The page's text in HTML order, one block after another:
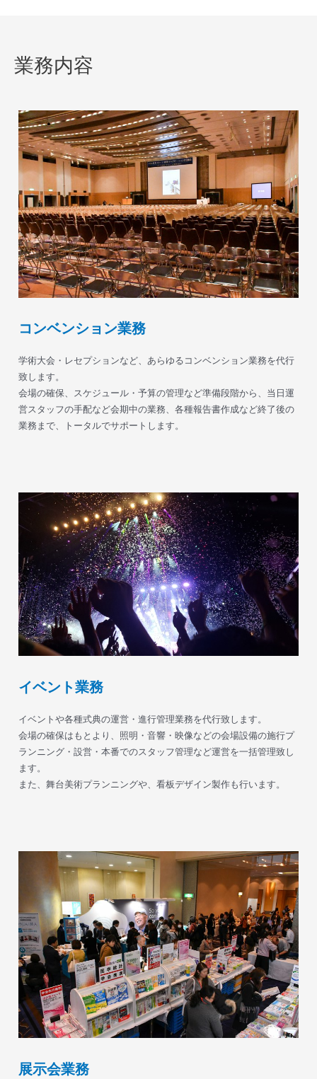
業務内容
コンベンション業務
学術大会・レセプションなど、あらゆるコンベンション業務を代行
致します。
会場の確保、スケジュール・予算の管理など準備段階から、当日運
営スタッフの手配など会期中の業務、各種報告書作成など終了後の
業務まで、トータルでサポートします。
イベント業務
イベントや各種式典の運営・進行管理業務を代行致します。
会場の確保はもとより、照明・音響・映像などの会場設備の施行プ
ランニング・設営・本番でのスタッフ管理など運営を一括管理致し
ます。
また、舞台美術プランニングや、看板デザイン製作も行います。
展示会業務